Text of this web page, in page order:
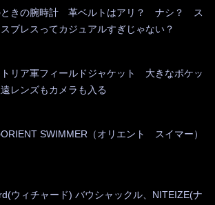
ときの腕時計 革ベルトはアリ？ ナシ？ ス
ブレスってカジュアルすぎじゃない？
リア軍フィールドジャケット 大きなポケッ
遠レンズもカメラも入る
SWIMMER（オリエント スイマー）
ウィチャード) バウシャックル、NITEIZE(ナ